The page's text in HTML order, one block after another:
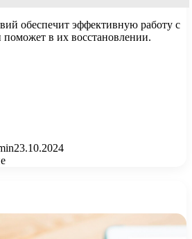
обеспечит эффективную работу с
в их восстановлении.
23.10.2024